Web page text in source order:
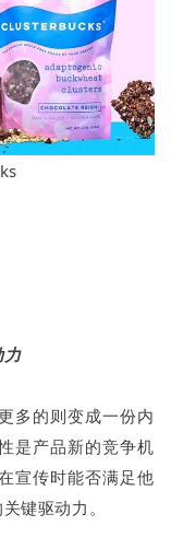
力
多的则变成一份内
是产品新的竞争机
宣传时能否满足他
键驱动力。